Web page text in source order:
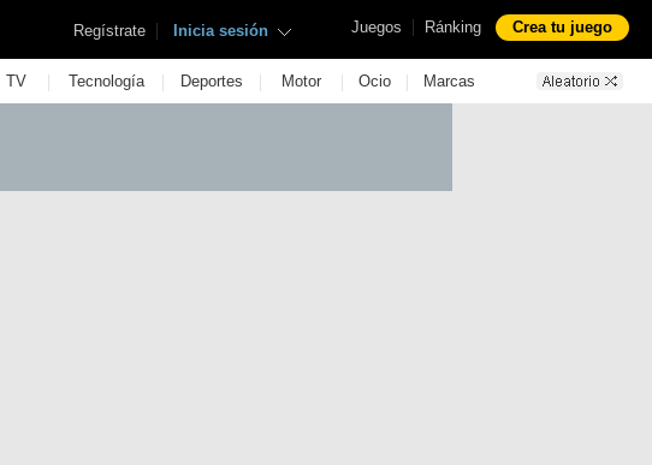
Juegos | Ránking Crea tu juego
Regístrate | Inicia sesión
TV | Tecnología | Deportes | Motor | Ocio | Marcas